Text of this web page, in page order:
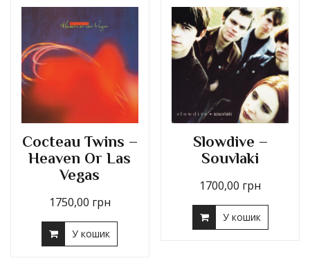
Cocteau Twins –
Heaven Or Las
Vegas
1750,00 грн
У кошик
Slowdive –
Souvlaki
1700,00 грн
У кошик